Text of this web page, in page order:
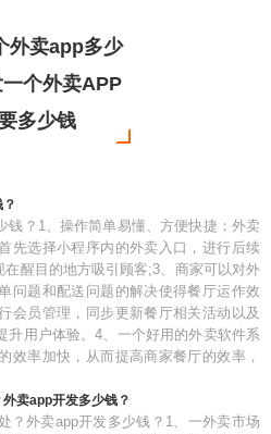
外卖app多少
个外卖APP
多少钱
钱？1、操作简单易懂、方便快捷：外卖
先选择小程序内的外卖入口，进行后续
醒目的地方吸引顾客;3、商家可以对外
问题和配送问题的解决使得餐厅运作效
会员管理，同步更新餐厅相关活动以及
升用户体验。4、一个好用的外卖软件系
效率加快，从而提高商家餐厅的效率，
卖app开发多少钱？
？外卖app开发多少钱？1、一外卖市场